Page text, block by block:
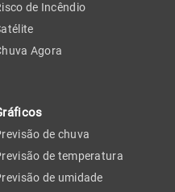
de Incêndio
Agora
de chuva
de temperatura
de umidade